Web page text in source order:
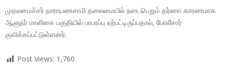
முதலமைச்சர் நாராயணசாமி தலைமையில் நடைபெறும் தர்ணா காரணமாக
ஆளுநர் மாளிகை பகுதியில் பரபரப்பு ஏற்பட்டிருப்பதால், போலீசார்
குவிக்கப்பட்டுள்ளனர்.
Post Views: 1,760